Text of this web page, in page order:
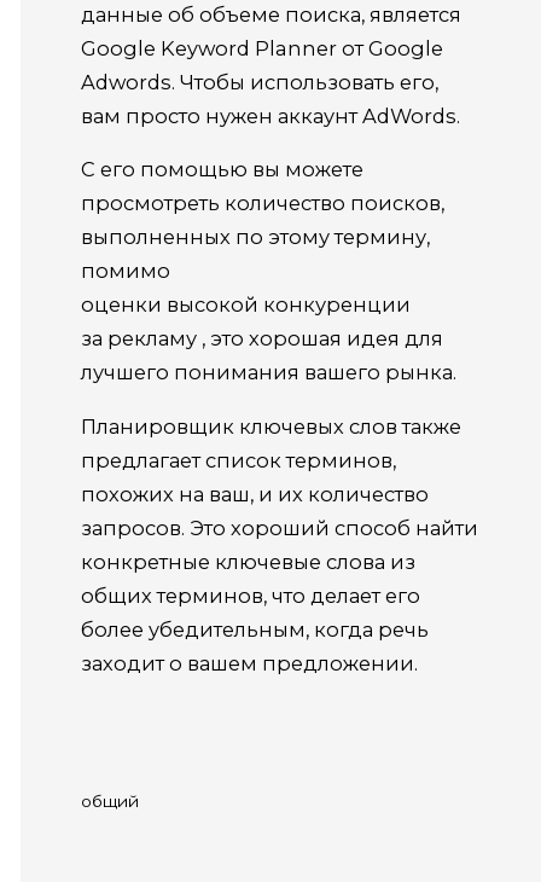
данные об объеме поиска, является
Google Keyword Planner от Google
Adwords. Чтобы использовать его,
вам просто нужен аккаунт AdWords.
С его помощью вы можете
просмотреть количество поисков,
выполненных по этому термину,
помимо
оценки высокой конкуренции
за рекламу , это хорошая идея для
лучшего понимания вашего рынка.
Планировщик ключевых слов также
предлагает список терминов,
похожих на ваш, и их количество
запросов. Это хороший способ найти
конкретные ключевые слова из
общих терминов, что делает его
более убедительным, когда речь
заходит о вашем предложении.
общий